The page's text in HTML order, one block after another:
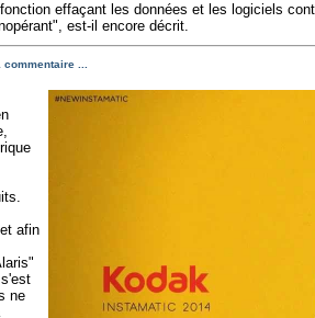
effaçant les données et les logiciels
est-il encore décrit.
commentaire ...
afin
ne